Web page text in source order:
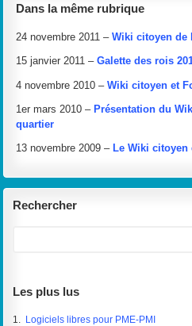
Dans la même rubrique
24 novembre 2011 –Wiki citoyen de
15 janvier 2011 –Galette des rois
4 novembre 2010 –Wiki citoyen et
1er mars 2010 – Présentation du
quartier
13 novembre 2009 – Le Wiki citoyen
Rechercher
Les plus lus
1. Logiciels libres pour PME-PMI